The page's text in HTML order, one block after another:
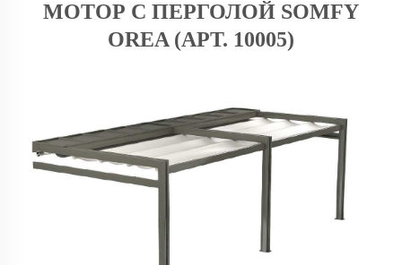
МОТОР С ПЕРГОЛОЙ SOMFY
OREA (АРТ. 10005)